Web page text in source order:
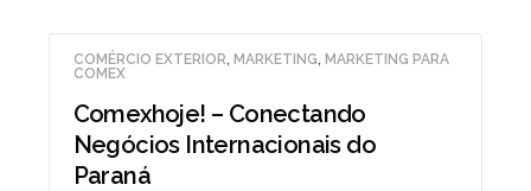
COMÉRCIO EXTERIOR, MARKETING, MARKETING PARA
COMEX
Comexhoje! – Conectando
Negócios Internacionais do
Paraná